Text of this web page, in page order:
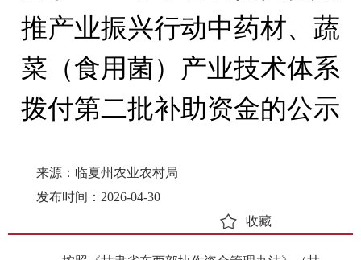
推产业振兴行动中药材、蔬
菜（食用菌）产业技术体系
拨付第二批补助资金的公示
来源：临夏州农业农村局
发布时间：2026-04-30
收藏